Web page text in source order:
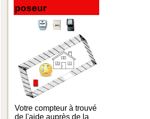
poseur
Votre compteur à trouvé
de l'aide auprès de la